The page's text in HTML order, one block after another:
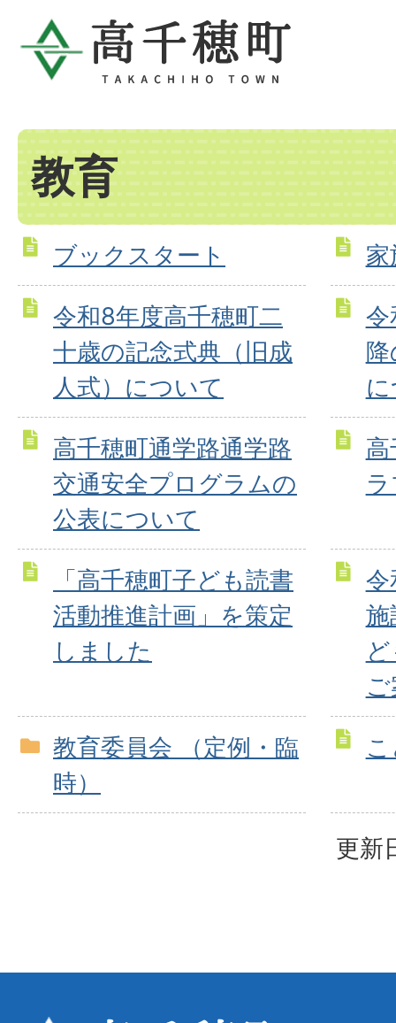
教育
ブックスタート
令和8年度高千穂町二
十歳の記念式典（旧成
人式）について
令
高千穂町通学路通学路
交通安全プログラムの
公表について
「高千穂町子ども読書
活動推進計画」を策定
しました
令
施
教育委員会 （定例・臨
時）
更新